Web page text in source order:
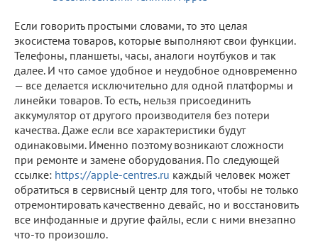
Если говорить простыми словами, то это целая
экосистема товаров, которые выполняют свои функции.
Телефоны, планшеты, часы, аналоги ноутбуков и так
далее. И что самое удобное и неудобное одновременно
— все делается исключительно для одной платформы и
линейки товаров. То есть, нельзя присоединить
аккумулятор от другого производителя без потери
качества. Даже если все характеристики будут
одинаковыми. Именно поэтому возникают сложности
при ремонте и замене оборудования. По следующей
ссылке: https://apple-centres.ru каждый человек может
обратиться в сервисный центр для того, чтобы не только
отремонтировать качественно девайс, но и восстановить
все инфоданные и другие файлы, если с ними внезапно
что-то произошло.